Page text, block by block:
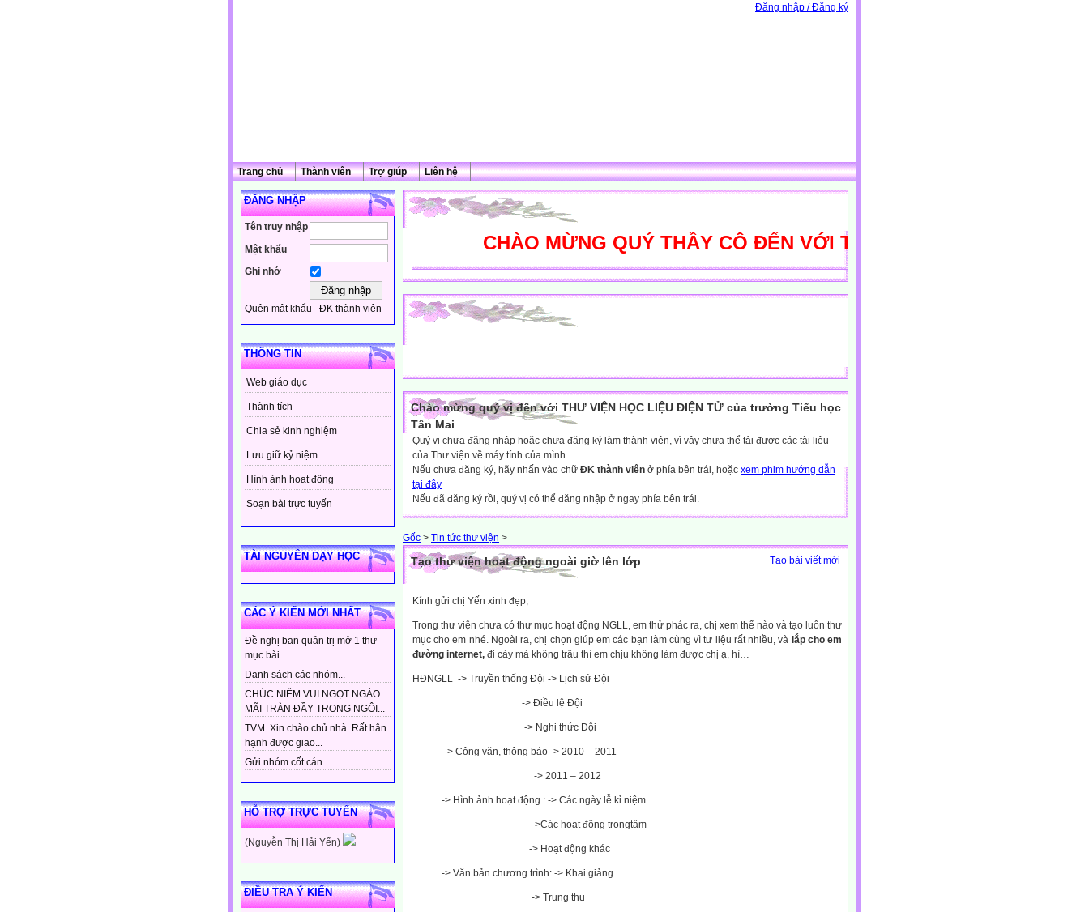
Đăng nhập / Đăng ký
Trang chủ Thành viên Trợ giúp Liên hệ
ĐĂNG NHẬP
Tên truy nhập
Mật khẩu
Ghi nhớ
Quên mật khẩu ĐK thành viên
THÔNG TIN
Web giáo dục
Thành tích
Chia sẻ kinh nghiệm
Lưu giữ kỷ niệm
Hình ảnh hoạt động
Soạn bài trực tuyến
TÀI NGUYÊN DẠY HỌC
CÁC Ý KIẾN MỚI NHẤT
Đề nghị ban quản trị mở 1 thư
mục bài...
Danh sách các nhóm...
CHÚC NIỀM VUI NGỌT NGÀO
MÃI TRÀN ĐẦY TRONG NGÔI...
TVM. Xin chào chủ nhà. Rất hân
hạnh được giao...
Gửi nhóm cốt cán...
HỖ TRỢ TRỰC TUYẾN
(Nguyễn Thị Hải Yến)
ĐIỀU TRA Ý KIẾN
CHÀO MỪNG QUÝ THẦY CÔ ĐẾN VỚI THƯ VIỆN HỌC LIỆU ĐIỆN
Chào mừng quý vị đến với THƯ VIỆN HỌC LIỆU ĐIỆN TỬ của trường Tiểu học
Tân Mai
Quý vị chưa đăng nhập hoặc chưa đăng ký làm thành viên, vì vậy chưa thể tải được các tài liệu
của Thư viện về máy tính của mình.
Nếu chưa đăng ký, hãy nhấn vào chữ ĐK thành viên ở phía bên trái, hoặc xem phim hướng dẫn
tại đây
Nếu đã đăng ký rồi, quý vị có thể đăng nhập ở ngay phía bên trái.
Gốc > Tin tức thư viện >
Tạo bài viết mới
Tạo thư viện hoạt động ngoài giờ lên lớp
Kính gửi chị Yến xinh đẹp,
Trong thư viện chưa có thư mục hoạt động NGLL, em thử phác ra, chị xem thế nào và tạo luôn thư
mục cho em nhé. Ngoài ra, chị chọn giúp em các bạn làm cùng vì tư liệu rất nhiều, và lắp cho em
đường internet, đi cày mà không trâu thì em chịu không làm được chị ạ, hì…
HĐNGLL -> Truyền thống Đội -> Lịch sử Đội
-> Điều lệ Đội
-> Nghi thức Đội
-> Công văn, thông báo -> 2010 – 2011
-> 2011 – 2012
-> Hình ảnh hoạt động : -> Các ngày lễ kỉ niệm
->Các hoạt động trọngtâm
-> Hoạt động khác
-> Văn bản chương trình: -> Khai giảng
-> Trung thu